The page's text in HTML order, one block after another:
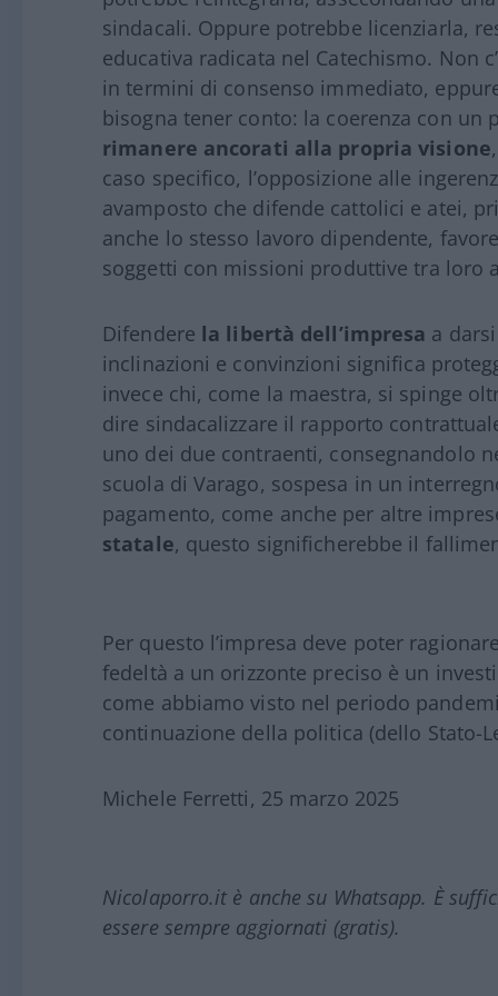
sindacali. Oppure potrebbe licenziarla,
educativa radicata nel Catechismo. Non
in termini di consenso immediato,
bisogna tener conto: la coerenza con un
rimanere ancorati alla propria visione
caso specifico, l’opposizione alle
avamposto che difende cattolici e atei,
anche lo stesso lavoro dipendente,
soggetti con missioni produttive tra loro
Difendere la libertà dell’impresa a
inclinazioni e convinzioni significa
invece chi, come la maestra, si spinge
dire sindacalizzare il rapporto
uno dei due contraenti, consegnandolo
scuola di Varago, sospesa in un
pagamento, come anche per altre
statale, questo significherebbe il
Per questo l’impresa deve poter
fedeltà a un orizzonte preciso è un
come abbiamo visto nel periodo
continuazione della politica (dello Stato-
Michele Ferretti, 25 marzo 2025
Nicolaporro.it è anche su Whatsapp. È
essere sempre aggiornati (gratis).